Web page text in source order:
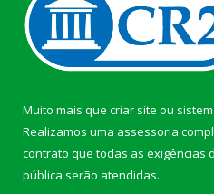
Muito mais que criar site ou
Realizamos uma assessoria
contrato que todas as exigências
pública serão atendidas.